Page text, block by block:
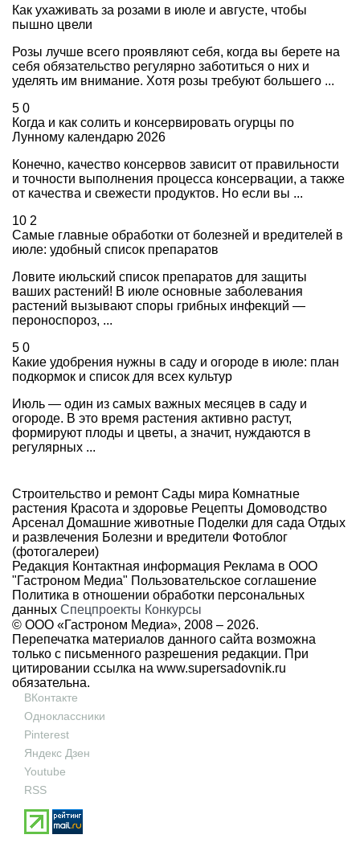
Как ухаживать за розами в июле и августе, чтобы
пышно цвели
Розы лучше всего проявляют себя, когда вы берете на
себя обязательство регулярно заботиться о них и
уделять им внимание. Хотя розы требуют большего ...
5 0
Когда и как солить и консервировать огурцы по
Лунному календарю 2026
Конечно, качество консервов зависит от правильности
и точности выполнения процесса консервации, а также
от качества и свежести продуктов. Но если вы ...
10 2
Самые главные обработки от болезней и вредителей в
июле: удобный список препаратов
Ловите июльский список препаратов для защиты
ваших растений! В июле основные заболевания
растений вызывают споры грибных инфекций —
пероноспороз, ...
5 0
Какие удобрения нужны в саду и огороде в июле: план
подкормок и список для всех культур
Июль — один из самых важных месяцев в саду и
огороде. В это время растения активно растут,
формируют плоды и цветы, а значит, нуждаются в
регулярных ...
Строительство и ремонт Сады мира Комнатные
растения Красота и здоровье Рецепты Домоводство
Арсенал Домашние животные Поделки для сада Отдых
и развлечения Болезни и вредители Фотоблог
(фотогалереи)
Редакция Контактная информация Реклама в ООО
"Гастроном Медиа" Пользовательское соглашение
Политика в отношении обработки персональных
данных Спецпроекты Конкурсы
© ООО «Гастроном Медиа», 2008 – 2026.
Перепечатка материалов данного сайта возможна
только с письменного разрешения редакции. При
цитировании ссылка на www.supersadovnik.ru
обязательна.
ВКонтакте
Одноклассники
Pinterest
Яндекс Дзен
Youtube
RSS